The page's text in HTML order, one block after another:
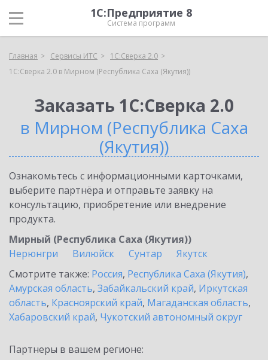
1С:Предприятие 8
Система программ
Главная Сервисы ИТС
1С:Сверка 2.0
1С:Сверка 2.0 в Мирном (Республика Саха (Якутия))
Заказать 1С:Сверка 2.0
в Мирном (Республика Саха
(Якутия))
Ознакомьтесь с информационными карточками,
выберите партнёра и отправьте заявку на
консультацию, приобретение или внедрение
продукта.
Мирный (Республика Саха (Якутия))
Нерюнгри
Вилюйск Сунтар
Якутск
Смотрите также: Россия, Республика Саха (Якутия),
Амурская область, Забайкальский край, Иркутская
область, Красноярский край, Магаданская область,
Хабаровский край, Чукотский автономный округ
Партнеры в вашем регионе: